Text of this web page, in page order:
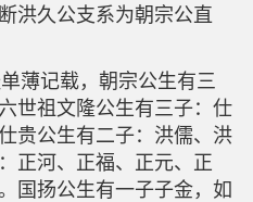
洪久公支系为朝宗公直
薄记载，朝宗公生有三
世祖文隆公生有三子：仕
贵公生有二子：洪儒、洪
正河、正福、正元、正
国扬公生有一子子金，如